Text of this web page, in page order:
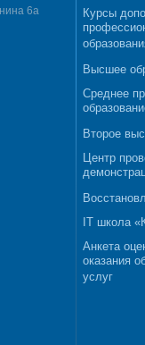
6а
Курсы
Высшее
Среднее
Второе
Центр
IT школа
Анкета
оказания
услуг